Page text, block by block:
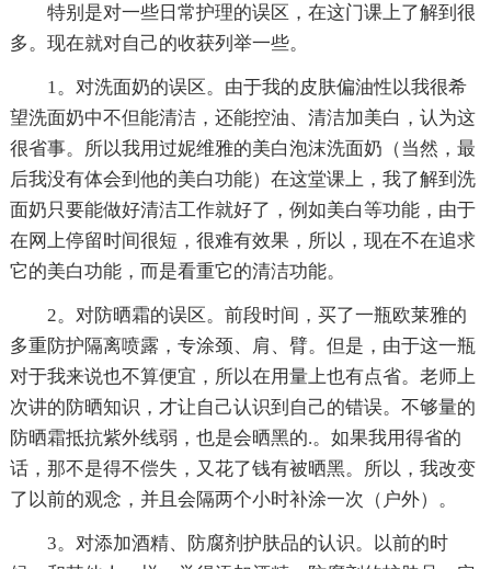
特别是对一些日常护理的误区，在这门课上了解到很
多。现在就对自己的收获列举一些。
1。对洗面奶的误区。由于我的皮肤偏油性以我很希
望洗面奶中不但能清洁，还能控油、清洁加美白，认为这
很省事。所以我用过妮维雅的美白泡沫洗面奶（当然，最
后我没有体会到他的美白功能）在这堂课上，我了解到洗
面奶只要能做好清洁工作就好了，例如美白等功能，由于
在网上停留时间很短，很难有效果，所以，现在不在追求
它的美白功能，而是看重它的清洁功能。
2。对防晒霜的误区。前段时间，买了一瓶欧莱雅的
多重防护隔离喷露，专涂颈、肩、臂。但是，由于这一瓶
对于我来说也不算便宜，所以在用量上也有点省。老师上
次讲的防晒知识，才让自己认识到自己的错误。不够量的
防晒霜抵抗紫外线弱，也是会晒黑的.。如果我用得省的
话，那不是得不偿失，又花了钱有被晒黑。所以，我改变
了以前的观念，并且会隔两个小时补涂一次（户外）。
3。对添加酒精、防腐剂护肤品的认识。以前的时